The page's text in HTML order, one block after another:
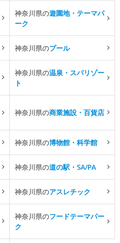
神奈川県の遊園地・テーマパ
ーク
神奈川県のプール
神奈川県の温泉・スパリゾー
ト
神奈川県の商業施設・百貨店
神奈川県の博物館・科学館
神奈川県の道の駅・SA/PA
神奈川県のアスレチック
神奈川県のフードテーマパー
ク